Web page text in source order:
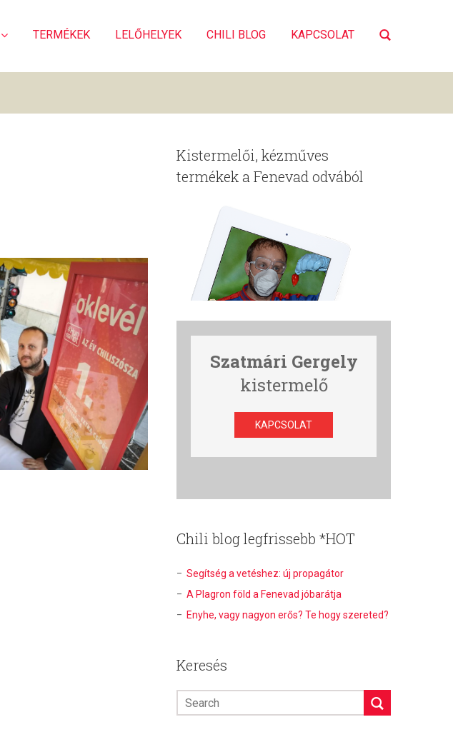
TERMÉKEK LELŐHELYEK CHILI BLOG KAPCSOLAT
Kistermelői, kézműves
termékek a Fenevad odvából
Szatmári Gergely
kistermelő
KAPCSOLAT
Chili blog legfrissebb *HOT
Segítség a vetéshez: új propagátor
A Plagron föld a Fenevad jóbarátja
Enyhe, vagy nagyon erős? Te hogy szereted?
Keresés